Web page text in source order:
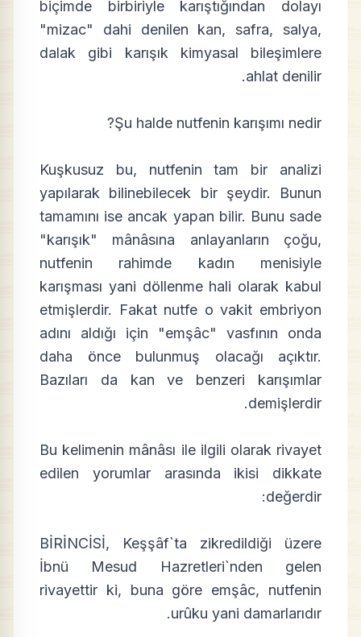
biçimde birbiriyle karıştığından dolayı
"mizac" dahi denilen kan, safra, salya,
dalak gibi karışık kimyasal bileşimlere
ahlat denilir.
Şu halde nutfenin karışımı nedir?
Kuşkusuz bu, nutfenin tam bir analizi
yapılarak bilinebilecek bir şeydir. Bunun
tamamını ise ancak yapan bilir. Bunu sade
"karışık" mânâsına anlayanların çoğu,
nutfenin rahimde kadın menisiyle
karışması yani döllenme hali olarak kabul
etmişlerdir. Fakat nutfe o vakit embriyon
adını aldığı için "emşâc" vasfının onda
daha önce bulunmuş olacağı açıktır.
Bazıları da kan ve benzeri karışımlar
demişlerdir.
Bu kelimenin mânâsı ile ilgili olarak rivayet
edilen yorumlar arasında ikisi dikkate
değerdir:
BİRİNCİSİ, Keşşâf`ta zikredildiği üzere
İbnü Mesud Hazretleri`nden gelen
rivayettir ki, buna göre emşâc, nutfenin
urûku yani damarlarıdır.